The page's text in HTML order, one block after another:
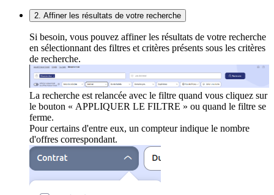
2. Affiner les résultats de votre recherche
Si besoin, vous pouvez affiner les résultats de votre recherche
en sélectionnant des filtres et critères présents sous les critères
de recherche.
La recherche est relancée avec le filtre quand vous cliquez sur
le bouton « APPLIQUER LE FILTRE » ou quand le filtre se
ferme.
Pour certains d'entre eux, un compteur indique le nombre
d'offres correspondant.